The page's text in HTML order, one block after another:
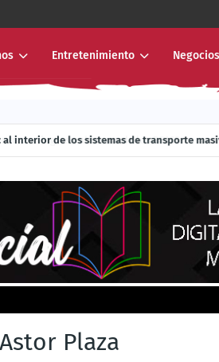
Entretenimiento
interior de los sistemas de transporte
Plaza